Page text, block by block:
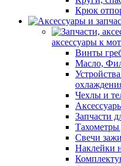
Крюк
аксессуары к
Винты
Масло,
Чехлы и
Запчасти
Тахометры
Свечи
Наклейки